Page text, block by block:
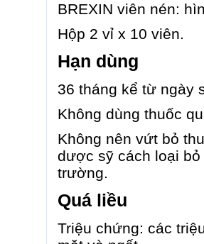
BREXIN viên nén:
Hộp 2 vỉ x 10 viên.
Hạn dùng
36 tháng kể từ ngày
Không dùng thuốc
Không nên vứt bỏ
dược sỹ cách loại
trường.
Quá liều
Triệu chứng: các